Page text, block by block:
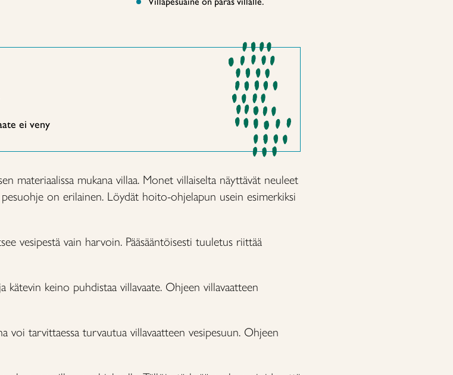
ei veny
materiaalissa mukana villaa. Monet villaiselta näyttävät neuleet
on erilainen. Löydät hoito-ohjelapun usein esimerkiksi
vesipestä vain harvoin. Pääsääntöisesti tuuletus riittää
keino puhdistaa villavaate. Ohjeen villavaatteen
voi tarvittaessa turvautua villavaatteen vesipesuun. Ohjeen